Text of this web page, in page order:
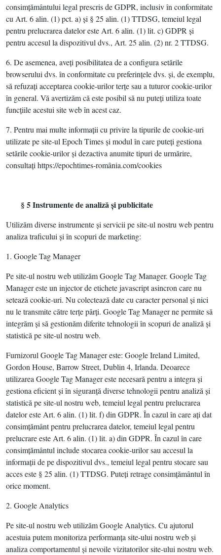
consimţământului legal prescris de GDPR, inclusiv în conformitate
cu Art. 6 alin. (1) pct. a) şi § 25 alin. (1) TTDSG, temeiul legal
pentru prelucrarea datelor este Art. 6 alin. (1) lit. c) GDPR şi
pentru accesul la dispozitivul dvs., Art. 25 alin. (2) nr. 2 TTDSG.
6. De asemenea, aveţi posibilitatea de a configura setările
browserului dvs. în conformitate cu preferinţele dvs. şi, de exemplu,
să refuzaţi acceptarea cookie-urilor terţe sau a tuturor cookie-urilor
în general. Vă avertizăm că este posibil să nu puteţi utiliza toate
funcţiile acestui site web în acest caz.
7. Pentru mai multe informaţii cu privire la tipurile de cookie-uri
utilizate pe site-ul Epoch Times şi modul în care puteţi gestiona
setările cookie-urilor şi dezactiva anumite tipuri de urmărire,
consultaţi https://epochtimes-românia.com/cookies
§ 5 Instrumente de analiză şi publicitate
Utilizăm diverse instrumente şi servicii pe site-ul nostru web pentru
analiza traficului şi în scopuri de marketing:
1. Google Tag Manager
Pe site-ul nostru web utilizăm Google Tag Manager. Google Tag
Manager este un injector de etichete javascript asincron care nu
setează cookie-uri. Nu colectează date cu caracter personal şi nici
nu le transmite către terţe pârţi. Google Tag Manager ne permite să
integrăm şi să gestionăm diferite tehnologii în scopuri de analiză şi
statistică pe site-ul nostru web.
Furnizorul Google Tag Manager este: Google Ireland Limited,
Gordon House, Barrow Street, Dublin 4, Irlanda. Deoarece
utilizarea Google Tag Manager este necesară pentru a integra şi
gestiona eficient şi în siguranţă diverse tehnologii pentru analiză şi
statistică pe site-ul nostru web, temeiul legal pentru prelucrarea
datelor este Art. 6 alin. (1) lit. f) din GDPR. În cazul în care aţi dat
consimţământ pentru prelucrarea datelor, temeiul legal pentru
prelucrare este Art. 6 alin. (1) lit. a) din GDPR. În cazul în care
consimţământul include stocarea cookie-urilor sau accesul la
informaţii de pe dispozitivul dvs., temeiul legal pentru stocare sau
acces este § 25 alin. (1) TTDSG. Puteţi retrage consimţământul în
orice moment.
2. Google Analytics
Pe site-ul nostru web utilizăm Google Analytics. Cu ajutorul
acestuia putem monitoriza performanţa site-ului nostru web şi
analiza comportamentul şi nevoile vizitatorilor site-ului nostru web.